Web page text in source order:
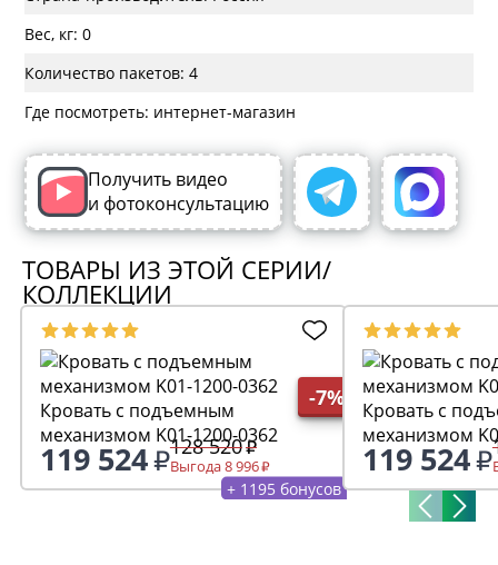
Вес, кг: 0
Количество пакетов: 4
Где посмотреть: интернет-магазин
Получить видео
и фотоконсультацию
ТОВАРЫ ИЗ ЭТОЙ СЕРИИ/
КОЛЛЕКЦИИ
-7%
Кровать с подъемным
механизмом K01-1200-0362
119 524 128 520
Выгода 8 996
+ 1195 бонусов
Кровать с
механизмом
119 524